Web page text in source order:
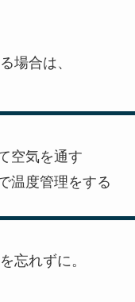
場合は、
空気を通す
温度管理をする
忘れずに。